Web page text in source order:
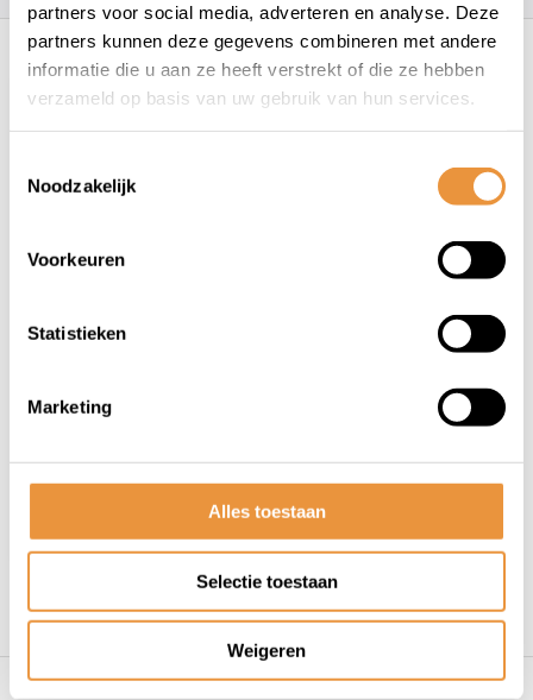
partners voor social media, adverteren en analyse. Deze
partners kunnen deze gegevens combineren met andere
informatie die u aan ze heeft verstrekt of die ze hebben
verzameld op basis van uw gebruik van hun services.
Noodzakelijk
Voorkeuren
Statistieken
Marketing
Alles toestaan
Selectie toestaan
Weigeren
Recent bekeken
4PK
voor uw tweewieler Snelle levering Niet goed = geld